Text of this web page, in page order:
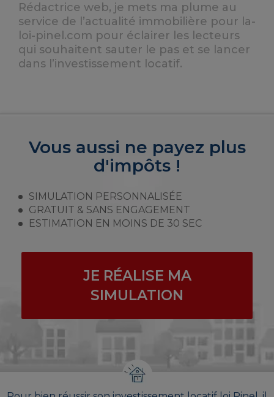
Rédactrice web, je mets ma plume au
service de l’actualité immobilière pour la-
loi-pinel.com pour éclairer les lecteurs
qui souhaitent sauter le pas et se lancer
dans l’investissement locatif.
Vous aussi ne payez plus
d'impôts !
SIMULATION PERSONNALISÉE
GRATUIT & SANS ENGAGEMENT
ESTIMATION EN MOINS DE 30 SEC
JE RÉALISE MA
SIMULATION